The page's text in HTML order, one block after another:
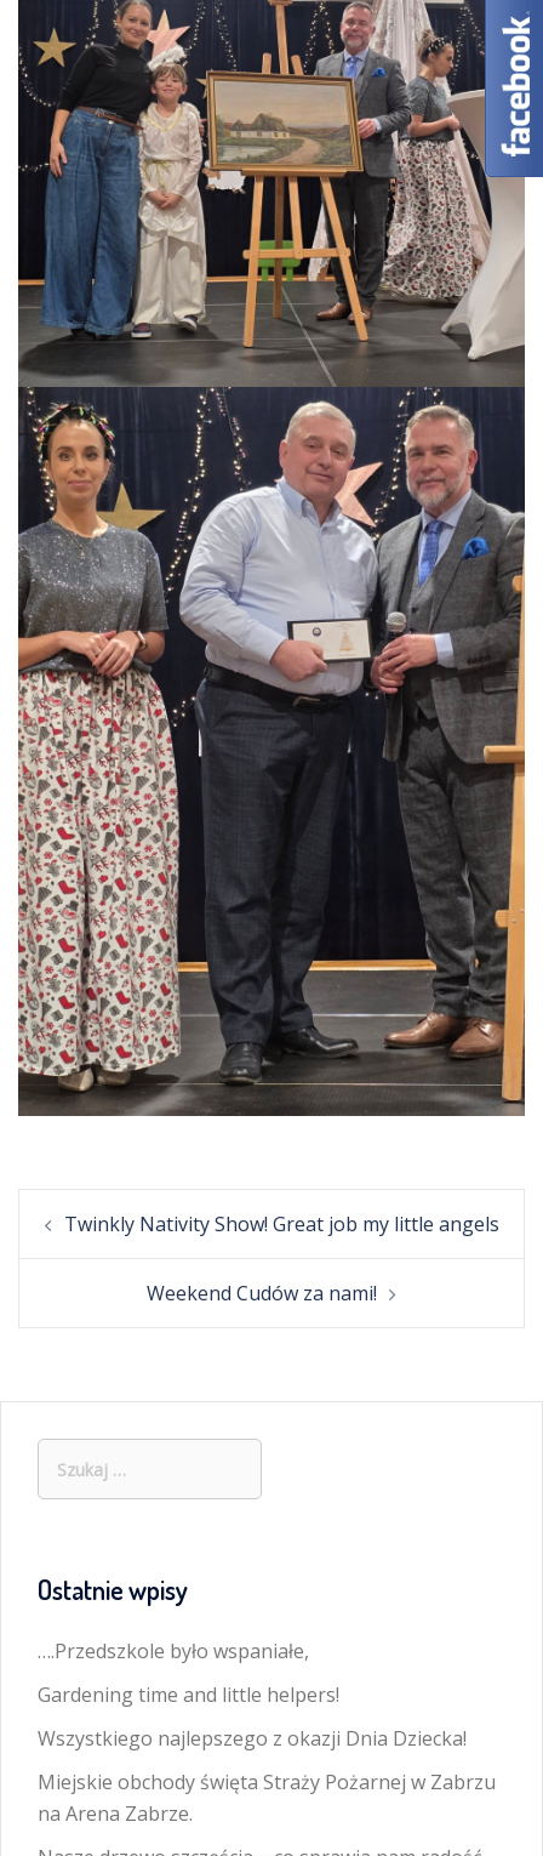
navigation
Twinkly Nativity Show! Great job my little angels
Weekend Cudów za nami!
Ostatnie wpisy
….Przedszkole było wspaniałe,
Gardening time and little helpers!
Wszystkiego najlepszego z okazji Dnia Dziecka!
Miejskie obchody święta Straży Pożarnej w Zabrzu
na Arena Zabrze.